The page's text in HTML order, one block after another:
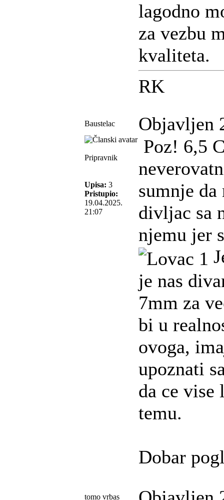
lagodno
za vezbu
kvaliteta.
RK
Baustelac Objavljen
Pripravnik
Upisa: 3
Pristupio:
19.04.2025.
21:07
Poz! 6,5
sumnje
divljac sa
njemu jer
je nas
7mm za
bi u
ovoga,
upoznati
da ce
temu.
Dobar
tomo vrbas